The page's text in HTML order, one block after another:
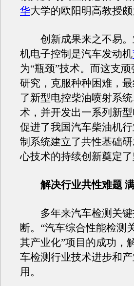
华大学的欧阳明高教授颇
创新成果来之不易。
机电子控制是汽车发动机
为“瓶颈”技术。而这支
研究，克服种种困难，
了新型电控柴油喷射系
术，并开发出一系列新
促进了我国汽车柴油机
制系统建立了共性基础
心技术的持续创新奠定了
解决行业共性难题
多年来汽车检测关键
断。“汽车综合性能检测
其产业化”项目的成功，
车检测行业技术进步和
用。